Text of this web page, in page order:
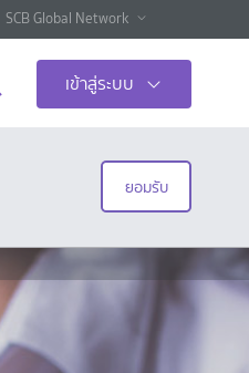
SCB Global Network
เข้าสู่ระบบ
ยอมรับ